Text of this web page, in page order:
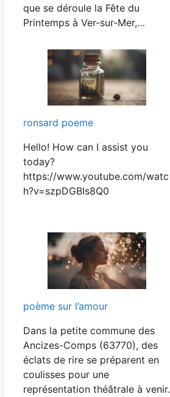
que se déroule la Fête du
Printemps à Ver-sur-Mer,…
ronsard poeme
Hello! How can I assist you
today?
https://www.youtube.com/watc
h?v=szpDGBIs8Q0
poème sur l’amour
Dans la petite commune des
Ancizes-Comps (63770), des
éclats de rire se préparent en
coulisses pour une
représentation théâtrale à venir.